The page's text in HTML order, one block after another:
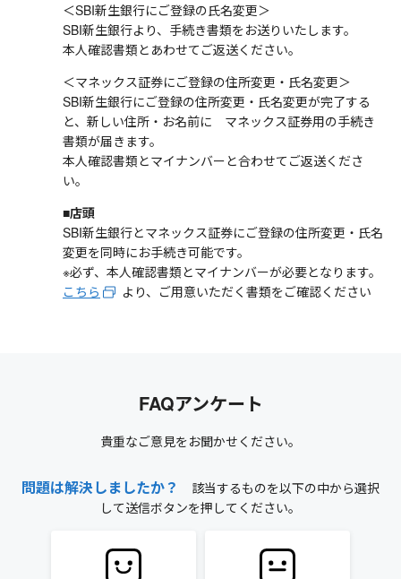
＜SBI新生銀行にご登録の氏名変更＞
SBI新生銀行より、手続き書類をお送りいたします。
本人確認書類とあわせてご返送ください。
＜マネックス証券にご登録の住所変更・氏名変更＞
SBI新生銀行にご登録の住所変更・氏名変更が完了する
と、新しい住所・お名前に マネックス証券用の手続き
書類が届きます。
本人確認書類とマイナンバーと合わせてご返送くださ
い。
■店頭
SBI新生銀行とマネックス証券にご登録の住所変更・氏名
変更を同時にお手続き可能です。
※必ず、本人確認書類とマイナンバーが必要となります。
こちら
より、ご用意いただく書類をご確認ください
FAQアンケート
貴重なご意見をお聞かせください。
問題は解決しましたか？
該当するものを以下の中から選択
して送信ボタンを押してください。